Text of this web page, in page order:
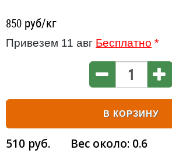
850 руб/кг
Привезем 11 авг Бесплатно *
В КОРЗИНУ
510 руб. Вес около: 0.6